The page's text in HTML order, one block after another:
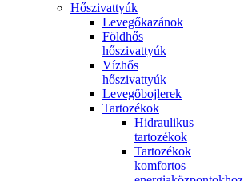
Hőszivattyúk
Levegőkazánok
Földhős
hőszivattyúk
Vízhős
hőszivattyúk
Levegőbojlerek
Tartozékok
Hidraulikus
tartozékok
Tartozékok
komfortos